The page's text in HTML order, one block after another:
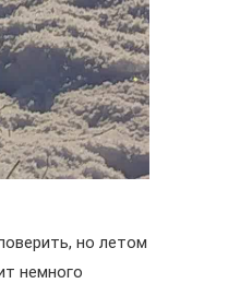
но летом
немного